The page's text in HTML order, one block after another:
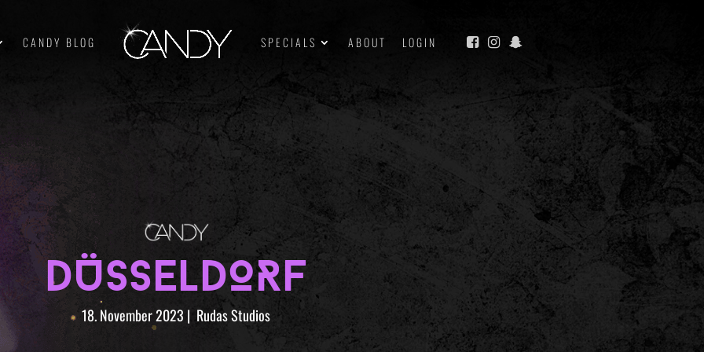
CANDY BLOG SPECIALS ABOUT LOGIN
DÜSSELDORF
18. November 2023 | Rudas Studios